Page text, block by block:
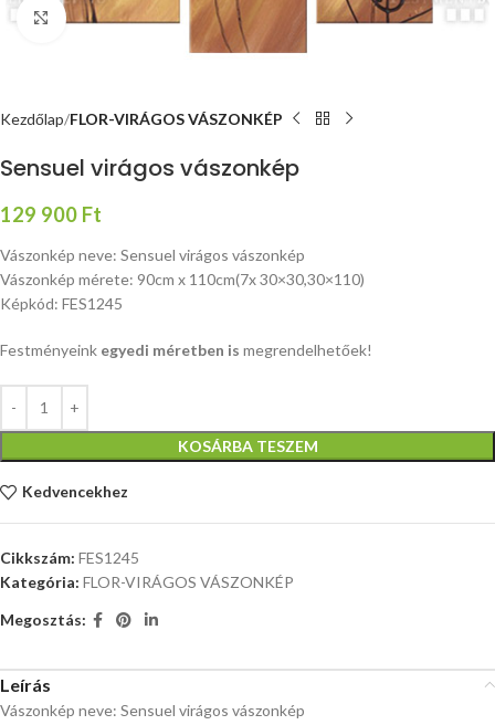
Nagyításhoz kattints ide
Kezdőlap FLOR-VIRÁGOS VÁSZONKÉP
Sensuel virágos vászonkép
129 900 Ft
Vászonkép neve: Sensuel virágos vászonkép
Vászonkép mérete: 90cm x 110cm(7x 30×30,30×110)
Képkód: FES1245
Festményeink egyedi méretben is megrendelhetőek!
KOSÁRBA TESZEM
Kedvencekhez
Cikkszám: FES1245
Kategória: FLOR-VIRÁGOS VÁSZONKÉP
Megosztás:
Leírás
Vászonkép neve: Sensuel virágos vászonkép